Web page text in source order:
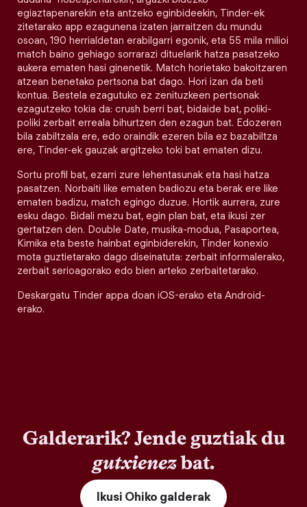
egiaztapenarekin eta antzeko eginbideekin, Tinder-ek
zitetarako app ezagunena izaten jarraitzen du mundu
osoan, 190 herrialdetan erabilgarri egonik, eta 55 mila milioi
match baino gehiago sorrarazi dituelarik hatza pasatzeko
aukera ematen hasi ginenetik. Match horietako bakoitzaren
atzean benetako pertsona bat dago. Hori izan da beti
kontua. Bestela ezagutuko ez zenituzkeen pertsonak
ezagutzeko tokia da: crush berri bat, bidaide bat, poliki-
poliki zerbait erreala bihurtzen den ezagun bat. Edozeren
bila zabiltzala ere, edo oraindik ezeren bila ez bazabiltza
ere, Tinder-ek gauzak argitzeko toki bat ematen dizu.
Sortu profil bat, ezarri zure lehentasunak eta hasi hatza
pasatzen. Norbaiti like ematen badiozu eta berak ere like
ematen badizu, match egingo duzue. Hortik aurrera, zure
esku dago. Bidali mezu bat, egin plan bat, eta ikusi zer
gertatzen den. Double Date, musika-modua, Pasaportea,
Kimika eta beste hainbat eginbiderekin, Tinder konexio
mota guztietarako dago diseinatuta: zerbait informalerako,
zerbait serioagorako edo bien arteko zerbaitetarako.
Deskargatu Tinder appa doan iOS-erako eta Android-
erako.
Galderarik? Jende guztiak du
gutxienezbat.
Ikusi Ohiko galderak